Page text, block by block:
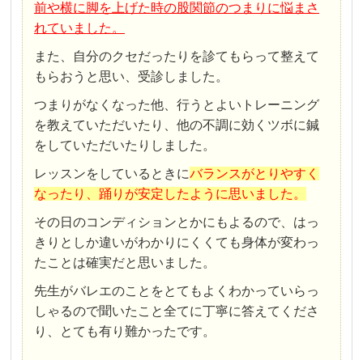
前や横に脚を上げた時の股関節のつまりに悩まさ
れていました。
また、自分のクセだったりを診てもらって整えて
もらおうと思い、受診しました。
つまりがなくなった他、行うとよいトレーニング
を教えていただいたり、他の不調に効くツボに鍼
をしていただいたりしました。
レッスンをしているときにバランスがとりやすく
なったり、踊りが安定したように思いました。
その日のコンディションとかにもよるので、はっ
きりとしか違いがわかりにくくても身体が変わっ
たことは確実だと思いました。
先生がバレエのことをとてもよくわかっていらっ
しゃるので聞いたこと全てに丁寧に答えてくださ
り、とても有り難かったです。